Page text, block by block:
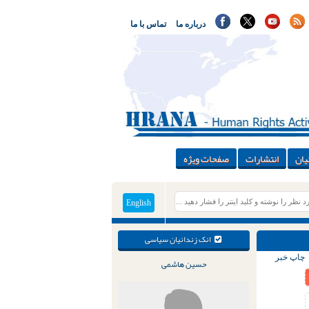
تماس با ما درباره ما
انتشارات صفحات ویژه
English
انک زندانیان سیاسی
حسین هاشمی
چاپ خبر